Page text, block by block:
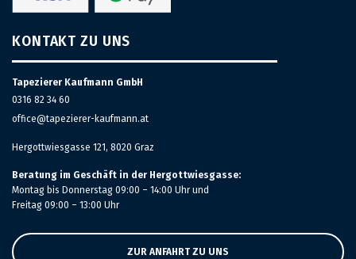
KONTAKT ZU UNS
Tapezierer Kaufmann GmbH
0316 82 34 60
office@tapezierer-kaufmann.at
Hergottwiesgasse 121, 8020 Graz
Beratung im Geschäft in der Hergottwiesgasse:
Montag bis Donnerstag 09:00 – 14:00 Uhr und
Freitag 09:00 – 13:00 Uhr
ZUR ANFAHRT ZU UNS